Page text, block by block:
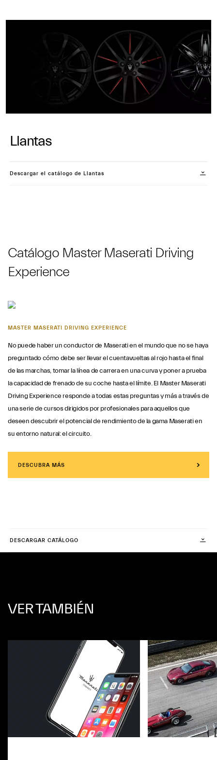
Llantas
Descargar el catálogo de Llantas
Catálogo Master Maserati Driving
Experience
MASTER MASERATI DRIVING EXPERIENCE
No puede haber un conductor de Maserati en el mundo que no se haya
preguntado cómo debe ser llevar el cuentavueltas al rojo hasta el final
de las marchas, tomar la línea de carrera en una curva y poner a prueba
la capacidad de frenado de su coche hasta el límite. El Master Maserati
Driving Experience responde a todas estas preguntas y más a través de
una serie de cursos dirigidos por profesionales para aquellos que
deseen descubrir el potencial de rendimiento de la gama Maserati en
su entorno natural: el circuito.
DESCUBRA MÁS
DESCARGAR CATÁLOGO
VER TAMBIÉN